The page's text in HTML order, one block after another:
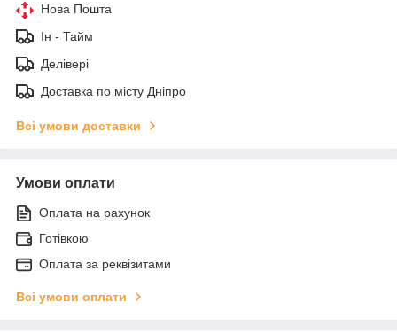
Нова Пошта
Ін - Тайм
Делівері
Доставка по місту Дніпро
Всі умови доставки
Умови оплати
Оплата на рахунок
Готівкою
Оплата за реквізитами
Всі умови оплати